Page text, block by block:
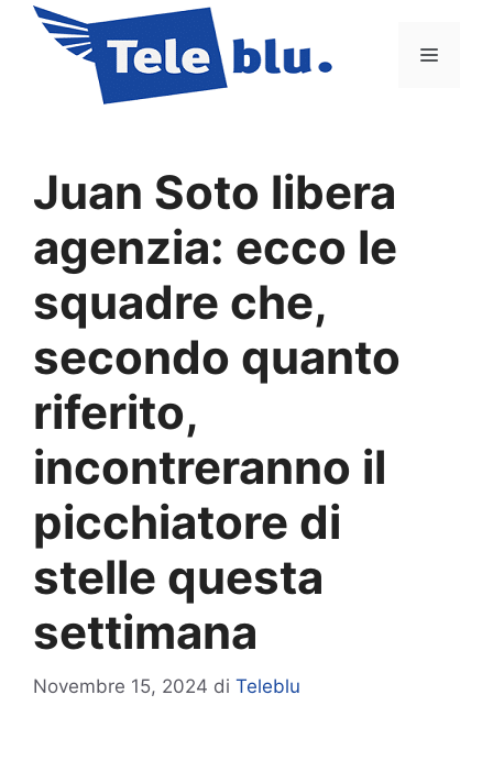
contenuto
Menu
Juan Soto libera
agenzia: ecco le
squadre che,
secondo quanto
riferito,
incontreranno il
picchiatore di
stelle questa
settimana
Novembre 15, 2024 di Teleblu